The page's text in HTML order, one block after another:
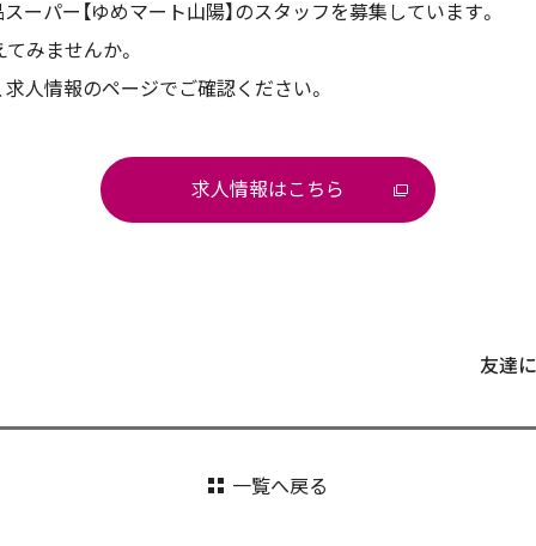
ーパー【ゆめマート山陽】のスタッフを募集しています。
みませんか。
人情報のページでご確認ください。
求人情報はこちら
友達
一覧へ戻る